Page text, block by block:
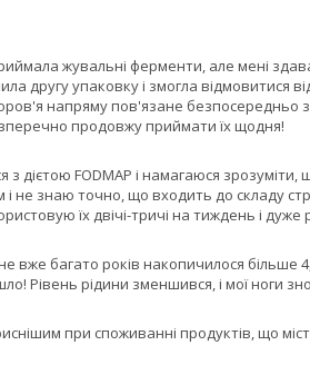
жувальні ферменти, але мені
другу упаковку і змогла відмовитися
напряму пов'язане
продовжу приймати їх щодня!
дієтою FODMAP і намагаюся
не знаю точно, що входить до складу
їх двічі-тричі на тиждень і
вже багато років накопичилося
Рівень рідини зменшився, і мої ноги
при споживанні продуктів, що